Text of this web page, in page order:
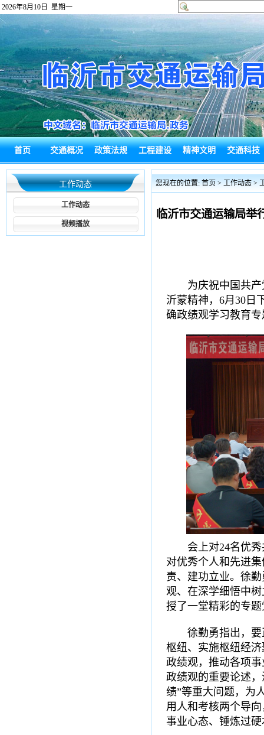
2026年8月10日 星期一
首页 交通概况 政策法规 工程建设 精神文明 交通科技
政府信息公 热点回应 通知公告 综合新闻 政务信息
局长信箱
工作动态
工作动态
视频播放
您现在的位置: 首页 > 工作动态 >
临沂市交通运输局举
为庆祝中国共
沂蒙精神，6月30日
确政绩观学习教育
会上对24名优
对优秀个人和先进
责、建功立业。徐
观、在深学细悟中
授了一堂精彩的专
徐勤勇指出，
枢纽、实施枢纽经
政绩观，推动各项
政绩观的重要论述
绩”等重大问题，为
用人和考核两个导
事业心态、锤炼过